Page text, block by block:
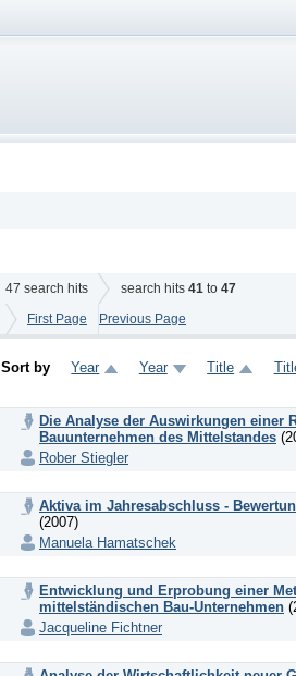
47 search hits search hits 41 to 47
First Page
Previous Page
Sort by Year Year Title
Die Analyse der Auswirkungen einer
Bauunternehmen des Mittelstandes
Rober Stiegler
Aktiva im Jahresabschluss -
(2007)
Manuela Hamatschek
Entwicklung und Erprobung einer
mittelständischen Bau-Unternehmen
Jacqueline Fichtner